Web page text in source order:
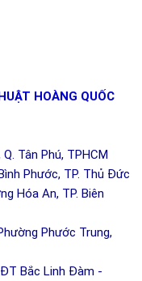
HOÀNG QUỐC
Tân Phú, TPHCM
Phước, TP. Thủ Đức
Hóa An, TP. Biên
Phước Trung,
Bắc Linh Đàm -